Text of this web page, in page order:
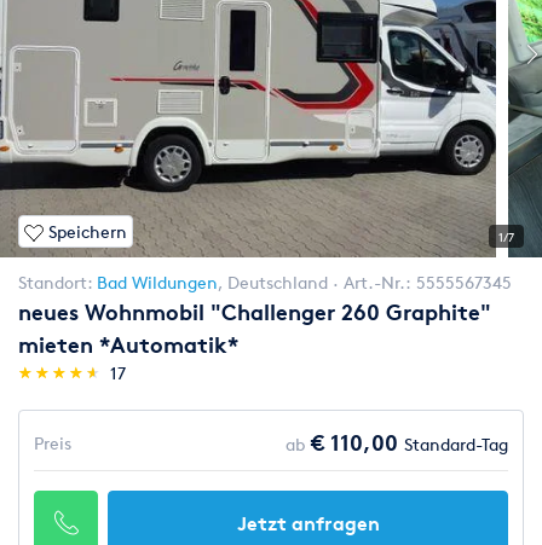
Speichern 1/7
Standort: Bad Wildungen, Deutschland Art.-Nr.: 5555567345
neues Wohnmobil "Challenger 260 Graphite"
mieten *Automatik*
(*)
★
★
(*)★
★
(*) ★
★
(*) ★
★
(*) ★
★ 17
Preis ab € 110,00 Standard-Tag
Jetzt anfragen